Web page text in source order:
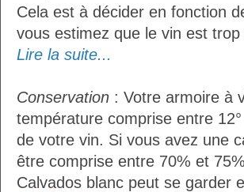
Cela est à décider en fonction
vous estimez que le vin est
Lire la suite...
Conservation : Votre armoire à
température comprise entre
de votre vin. Si vous avez une
être comprise entre 70% et
Calvados blanc peut se garder